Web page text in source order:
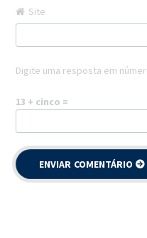
Site
Digite uma resposta em
13 + cinco =